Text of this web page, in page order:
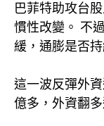
巴菲特助攻台
慣性改變。 不
緩，通膨是否持
這一波反彈外
億多，外資翻多